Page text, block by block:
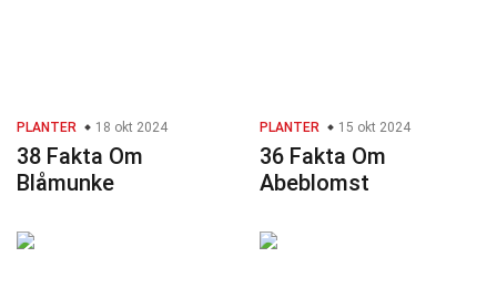
PLANTER 18 okt 2024
38 Fakta Om
Blåmunke
PLANTER 15 okt 2024
36 Fakta Om
Abeblomst